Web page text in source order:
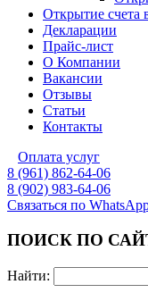
Открытие счета
Декларации
Прайс-лист
О Компании
Вакансии
Отзывы
Статьи
Контакты
Оплата услуг
8 (961) 862-64-06
8 (902) 983-64-06
Связаться по
ПОИСК ПО
Найти: